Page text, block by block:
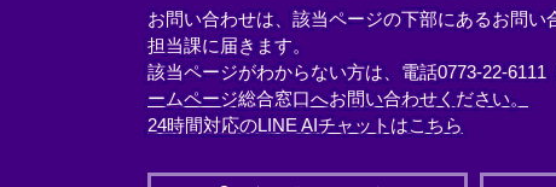
お問い合わせは、該当ページの下部にあるお問い
担当課に届きます。
該当ページがわからない方は、電話0773-22-6111
ームページ総合窓口へお問い合わせください。
24時間対応のLINE AIチャットはこちら
外